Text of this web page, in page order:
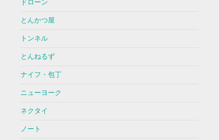
ドローン
とんかつ屋
トンネル
とんねるず
ナイフ・包丁
ニューヨーク
ネクタイ
ノート